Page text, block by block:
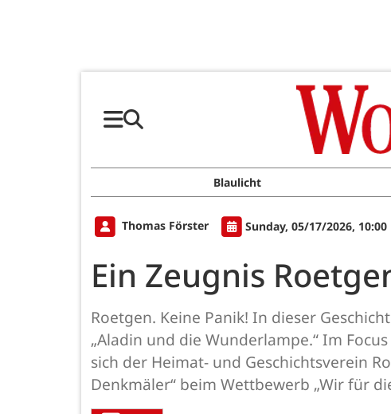
Blaulicht
Thomas Förster Sunday, 05/17/2026, 10:00
Ein Zeugnis
Roetgen. Keine Panik! In dieser
„Aladin und die Wunderlampe.“ Im
sich der Heimat- und Geschichtsverein
Denkmäler“ beim Wettbewerb „Wir für